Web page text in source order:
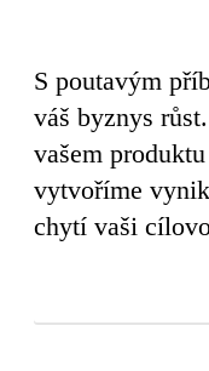
S poutavým
váš byznys
vašem
vytvoříme
chytí vaši